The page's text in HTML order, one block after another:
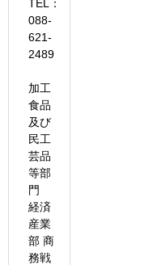
TEL：
088-
621-
2489
加工
食品
及び
民工
芸品
等部
門
経済
産業
部 商
務戦